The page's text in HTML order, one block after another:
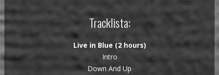
Tracklista:
Live in Blue (2 hours)
Intro
Down And Up